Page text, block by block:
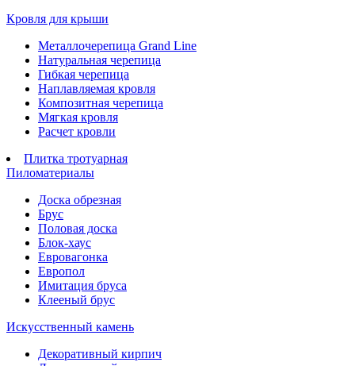
Кровля для крыши
Металлочерепица Grand Line
Натуральная черепица
Гибкая черепица
Наплавляемая кровля
Композитная черепица
Мягкая кровля
Расчет кровли
Плитка тротуарная
Пиломатериалы
Доска обрезная
Брус
Половая доска
Блок-хаус
Евровагонка
Европол
Имитация бруса
Клееный брус
Искусственный камень
Декоративный кирпич